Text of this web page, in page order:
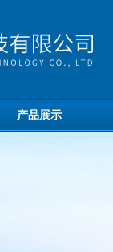
产品展示